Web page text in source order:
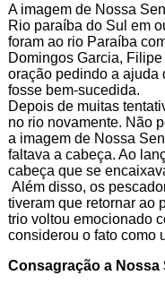
A imagem de Nossa
Rio paraíba do Sul em
foram ao rio Paraíba
Domingos Garcia,
oração pedindo a ajuda
fosse bem-sucedida.
Depois de muitas
no rio novamente. Não
a imagem de Nossa
faltava a cabeça. Ao
cabeça que se
Além disso, os
tiveram que retornar ao
trio voltou emocionado
considerou o fato como
Consagração a Nossa